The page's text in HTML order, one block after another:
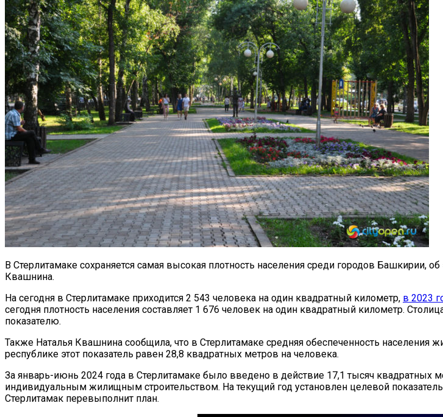
В Стерлитамаке сохраняется самая высокая плотность населения среди городов Башкирии,
Квашнина.
На сегодня в Стерлитамаке приходится 2 543 человека на один квадратный километр, в 2023
сегодня плотность населения составляет 1 676 человек на один квадратный километр.
показателю.
Также Наталья Квашнина сообщила, что в Стерлитамаке средняя обеспеченность
республике этот показатель равен 28,8 квадратных метров на человека.
За январь-июнь 2024 года в Стерлитамаке было введено в действие 17,1 тысяч квадратных
индивидуальным жилищным строительством. На текущий год установлен целевой
Стерлитамак перевыполнит план.